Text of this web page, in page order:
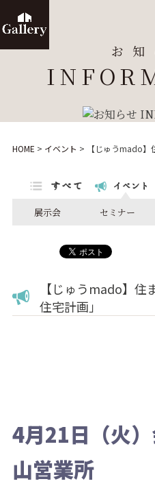
お知
HOME > イベント > 【じゅうmado】
展示会 セミナー
【じゅうmado】
住宅計画」
4月21日（火
山営業所